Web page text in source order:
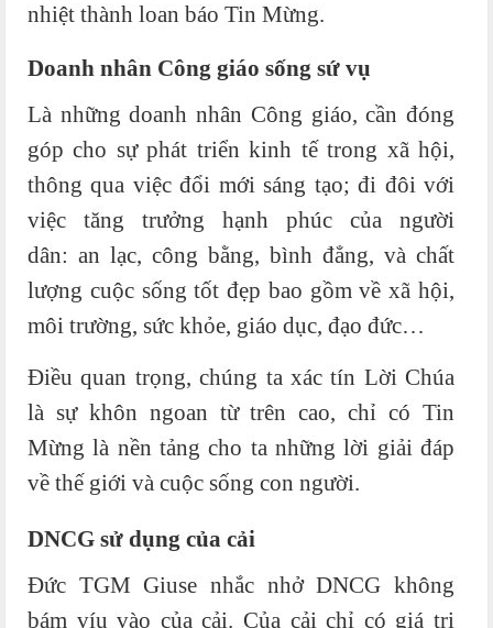
nhiệt thành loan báo Tin Mừng.
Doanh nhân Công giáo sống sứ vụ
Là những doanh nhân Công giáo, cần đóng
góp cho sự phát triển kinh tế trong xã hội,
thông qua việc đổi mới sáng tạo; đi đôi với
việc tăng trưởng hạnh phúc của người
dân: an lạc, công bằng, bình đẳng, và chất
lượng cuộc sống tốt đẹp bao gồm về xã hội,
môi trường, sức khỏe, giáo dục, đạo đức…
Điều quan trọng, chúng ta xác tín Lời Chúa
là sự khôn ngoan từ trên cao, chỉ có Tin
Mừng là nền tảng cho ta những lời giải đáp
về thế giới và cuộc sống con người.
DNCG sử dụng của cải
Đức TGM Giuse nhắc nhở DNCG không
bám víu vào của cải. Của cải chỉ có giá trị